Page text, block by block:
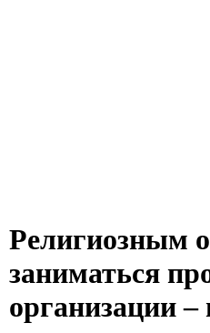
Религиозным
заниматься
организации –